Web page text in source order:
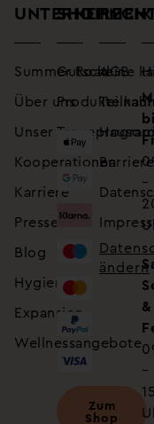
UNTERNEHMEN
Summer Road
Über uns
Unser
Kooperationen
Karriere
Presse
Blog
Hygiene
Expansion
Wellnessangebote
SHOP
Gutscheine
Produkte
Zum
Shop
AGB
ändern
–
–